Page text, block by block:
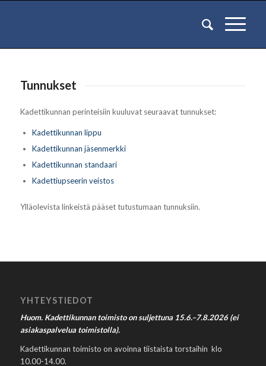
Tunnukset
Kadettikunnan perinteisiin kuuluvat seuraavat tunnukset:
Kadettikunnan lippu
Kadettikunnan jäsenmerkki
Kadettikunnan standaari
Kadettiupseerin veistos
Ylläolevista linkeistä pääset tutustumaan tunnuksiin.
YHTEYSTIEDOT
Huom. Kadettikunnan toimisto on suljettuna 15.6.–7.8.2026 (ei
asiakaspalvelua toimistolla).
Kadettikunnan toimisto on avoinna tiistaista torstaihin klo
10.00-14.00.